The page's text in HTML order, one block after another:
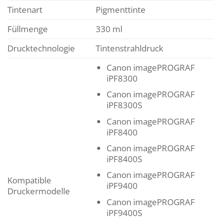
Tintenart
Pigmenttinte
Füllmenge
330 ml
Drucktechnologie
Tintenstrahldruck
Kompatible
Druckermodelle
Canon imagePROGRAF
iPF8300
Canon imagePROGRAF
iPF8300S
Canon imagePROGRAF
iPF8400
Canon imagePROGRAF
iPF8400S
Canon imagePROGRAF
iPF9400
Canon imagePROGRAF
iPF9400S